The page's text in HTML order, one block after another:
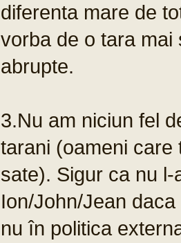
diferenta mare de
vorba de o tara
abrupte.
3.Nu am niciun fel
tarani (oameni
sate). Sigur ca nu
Ion/John/Jean
nu în politica